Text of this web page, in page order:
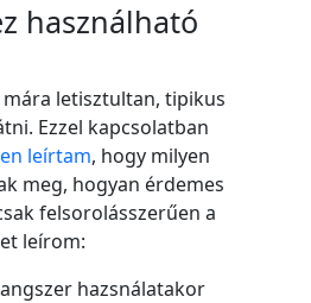
használható
letisztultan, tipikus
Ezzel kapcsolatban
leírtam, hogy milyen
meg, hogyan érdemes
felsorolásszerűen a
leírom:
hazsnálatakor